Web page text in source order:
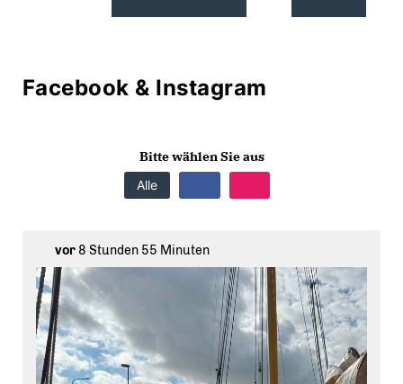
Facebook & Instagram
Bitte wählen Sie aus
Alle
vor8 Stunden 55 Minuten